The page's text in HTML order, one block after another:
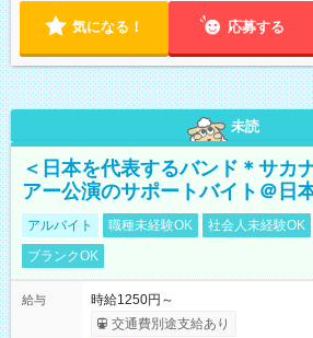
気になる！ 応募する
未読
＜日本を代表するバンド＊サカ
アー公演のサポートバイト＠日
アルバイト 職種未経験OK 社会人未経験OK
ブランクOK
給与
時給1250円～
交通費別途支給あり